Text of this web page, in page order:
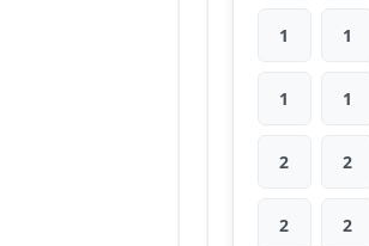
1 1
1 1
2 2
2 2